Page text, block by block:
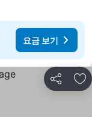
요금 보기
공유 즐